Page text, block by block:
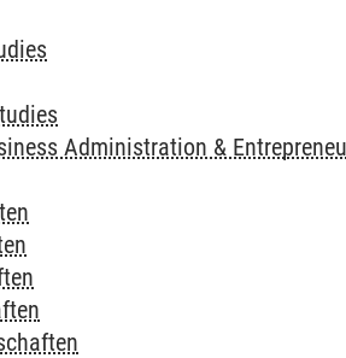
Administration &